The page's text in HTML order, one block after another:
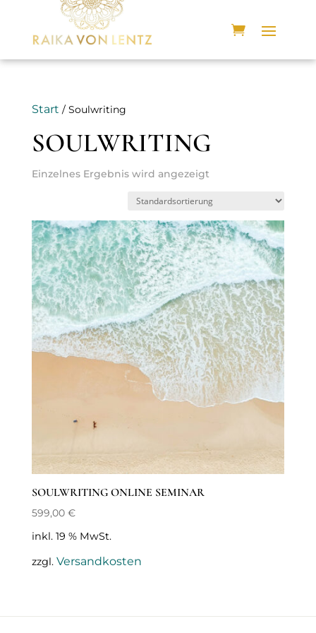
Start / Soulwriting
SOULWRITING
Einzelnes Ergebnis wird angezeigt
SOULWRITING ONLINE SEMINAR
599,00 €
inkl. 19 % MwSt.
zzgl. Versandkosten